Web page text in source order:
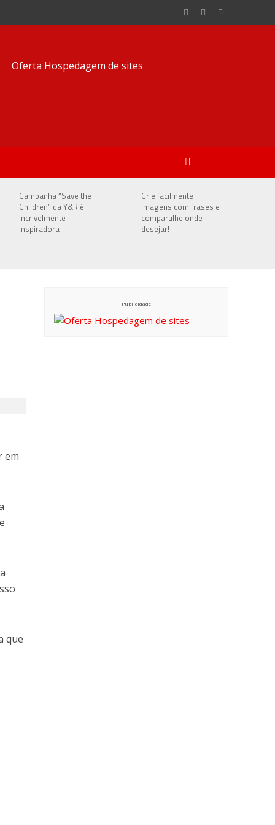
Campanha “Save the
Children” da Y&R é
incrivelmente
inspiradora
Crie facilmente
imagens com frases e
compartilhe onde
desejar!
em
que
Publicidade